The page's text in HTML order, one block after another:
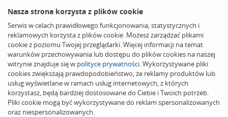
Nasza strona korzysta z plików cookie
Serwis w celach prawidłowego funkcjonowania, statystycznych i
reklamowych korzysta z plików cookie. Możesz zarządzać plikami
cookie z poziomu Twojej przeglądarki. Więcej informacji na temat
warunków przechowywania lub dostępu do plików cookies na naszej
witrynie znajduje się w polityce prywatności. Wykorzystywane pliki
cookies zwiększają prawdopodobieństwo, że reklamy produktów lub
usług wyświetlane w ramach usług internetowych, z których
korzystasz, będą bardziej dostosowane do Ciebie i Twoich potrzeb.
Pliki cookie mogą być wykorzystywane do reklam spersonalizowanych
oraz niespersonalizowanych.